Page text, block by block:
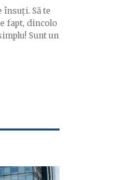
însuți. Să te
fapt, dincolo
Sunt un